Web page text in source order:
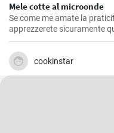
Mele cotte al microonde
Se come me amate la
apprezzerete sicuramente
cotte al microonde più
quando il freddo si fa
nutriente. Questa ricetta
vuole concedersi un
E' una ricetta semplice e
cookinstar